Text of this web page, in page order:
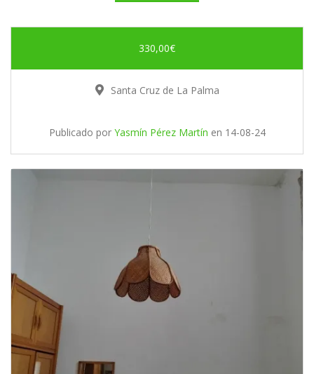
330,00€
Santa Cruz de La Palma
Publicado por Yasmín Pérez Martín en 14-08-24